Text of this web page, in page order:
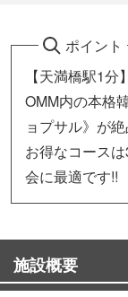
ポイント
【天満橋駅1分】
OMM内の本格
ョプサル》が絶
お得なコース
会に最適です!!
施設概要